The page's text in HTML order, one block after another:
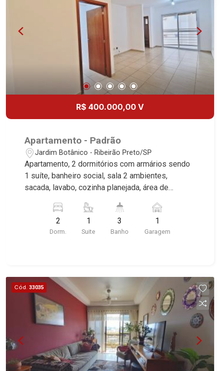
R$ 400.000,00 V
Apartamento - Padrão
Jardim Botânico - Ribeirão Preto/SP
Apartamento, 2 dormitórios com armários sendo
1 suíte, banheiro social, sala 2 ambientes,
sacada, lavabo, cozinha planejada, área de
ao Parque Raya.
2
Dorm.
1
Suite
3
Banho
1
Garagem
Cód. 33035